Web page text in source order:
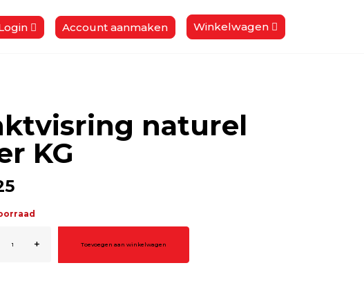
Account aanmaken Winkelwagen
naturel
KG
+ Toevoegen aan winkelwagen